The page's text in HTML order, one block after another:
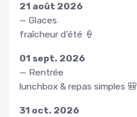
21 août 2026
— Glaces
fraîcheur d’été 🍦
01 sept. 2026
— Rentrée
lunchbox & repas simples 🎒
31 oct. 2026